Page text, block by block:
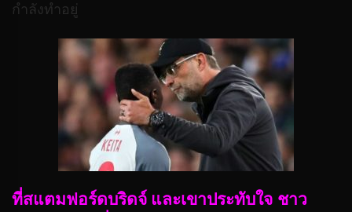
กำลังทำอยู่
ที่สแตมฟอร์ดบริดจ์ และเขาประทับใจ ชาว